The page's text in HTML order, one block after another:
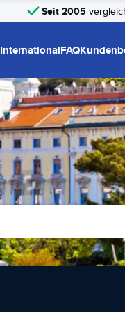
Seit 2005
InternationalFAQ